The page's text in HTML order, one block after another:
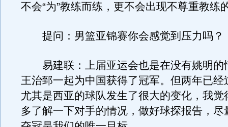
不会“为”教练而练，更不会出现不尊重教练
提问：男篮亚锦赛你会感觉到压力吗？
易建联：上届亚运会也是在没有姚明的
王治郅一起为中国获得了冠军。但两年已经
尤其是西亚的球队发生了很大的变化，我觉
多了解一下对手的情况，做好球探报告，尽